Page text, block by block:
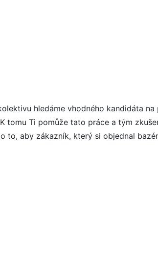
hledáme vhodného kandidáta
tomu Ti pomůže tato práce a tým
to, aby zákazník, který si objednal